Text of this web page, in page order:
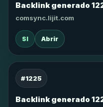
Backlink generado
comsync.lijit.com
SI Abrir
#1225
Backlink generado